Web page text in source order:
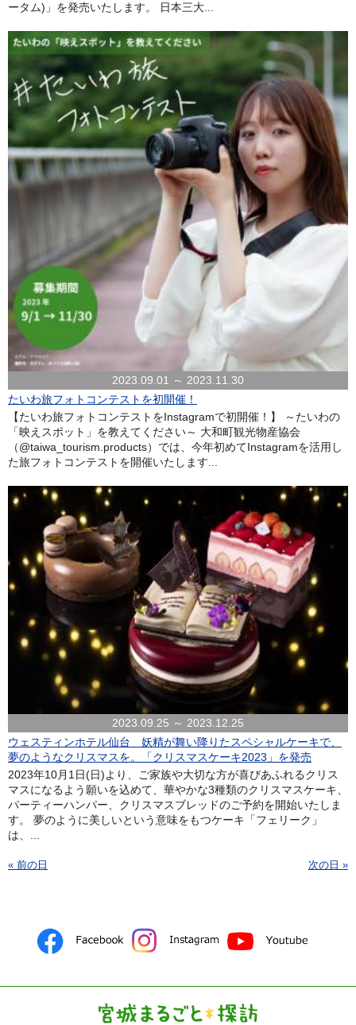
ータム)」を発売いたします。 日本三大...
2023.09.01 ～ 2023.11.30
たいわ旅フォトコンテストを初開催！
【たいわ旅フォトコンテストをInstagramで初開催！】 ～たいわの
「映えスポット」を教えてください～ 大和町観光物産協会
（@taiwa_tourism.products）では、今年初めてInstagramを活用し
た旅フォトコンテストを開催いたします...
2023.09.25 ～ 2023.12.25
ウェスティンホテル仙台 妖精が舞い降りたスペシャルケーキで、
夢のようなクリスマスを。「クリスマスケーキ2023」を発売
2023年10月1日(日)より、ご家族や大切な方が喜びあふれるクリス
マスになるよう願いを込めて、華やかな3種類のクリスマスケーキ、
パーティーハンパー、クリスマスブレッドのご予約を開始いたしま
す。 夢のように美しいという意味をもつケーキ「フェリーク」
は、...
« 前の日 次の日 »